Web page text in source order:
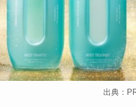
出典：